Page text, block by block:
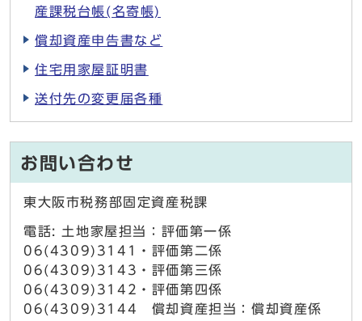
産課税台帳(名寄帳)
償却資産申告書など
住宅用家屋証明書
送付先の変更届各種
お問い合わせ
東大阪市税務部固定資産税課
電話: 土地家屋担当：評価第一係
06(4309)3141・評価第二係
06(4309)3143・評価第三係
06(4309)3142・評価第四係
06(4309)3144 償却資産担当：償却資産係